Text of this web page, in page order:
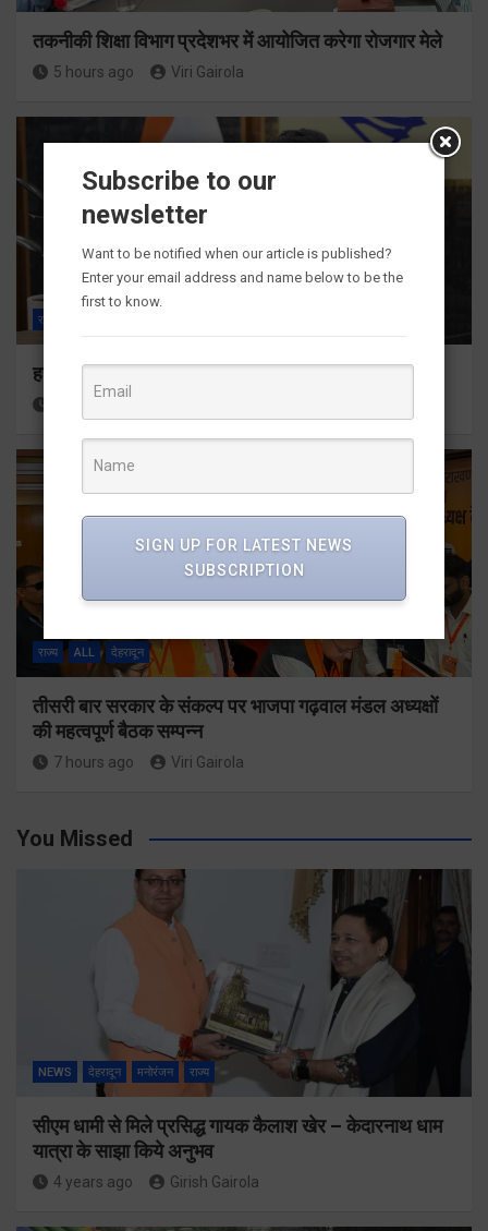
तकनीकी शिक्षा विभाग प्रदेशभर में आयोजित करेगा रोजगार मेले
5 hours ago Viri Gairola
राज्य
हर घर तिरंगा अभियान को जन-जन तक पहुंचाने की तैयारी
राज्य ALL देहरादून
तीसरी बार सरकार के संकल्प पर भाजपा गढ़वाल मंडल अध्यक्षों
की महत्वपूर्ण बैठक सम्पन्न
7 hours ago Viri Gairola
You Missed
NEWS देहरादून मनोरंजन राज्य
सीएम धामी से मिले प्रसिद्ध गायक कैलाश खेर – केदारनाथ धाम
यात्रा के साझा किये अनुभव
4 years ago Girish Gairola
Subscribe to our
newsletter
Want to be notified when our article is published?
Enter your email address and name below to be the
first to know.
SIGN UP FOR LATEST NEWS
SUBSCRIPTION